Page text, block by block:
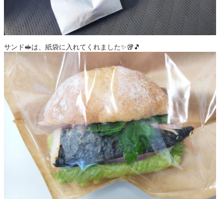
サンド🥪は、紙袋に入れてくれました✨🥡🎵